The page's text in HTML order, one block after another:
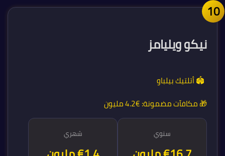
نيكو ويليامز
🏟️ أتلتيك بيلباو
🎁 مكافآت مضمونة:€4.2 مليون
سنوي شهري